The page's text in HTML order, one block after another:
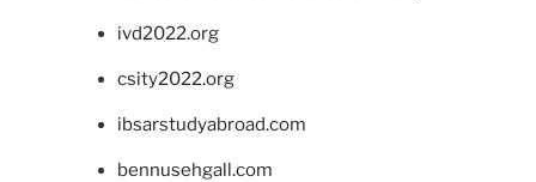
ivd2022.org
csity2022.org
ibsarstudyabroad.com
bennusehgall.com